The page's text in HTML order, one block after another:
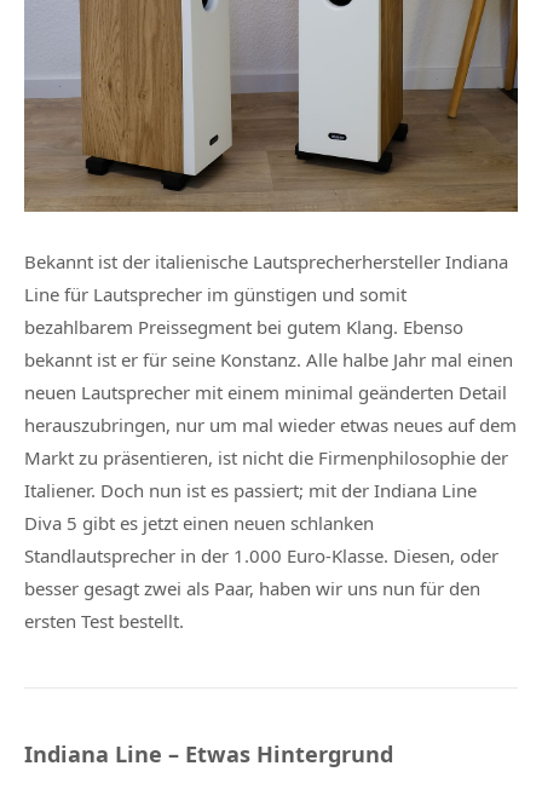
Bekannt ist der italienische Lautsprecherhersteller Indiana
Line für Lautsprecher im günstigen und somit
bezahlbarem Preissegment bei gutem Klang. Ebenso
bekannt ist er für seine Konstanz. Alle halbe Jahr mal einen
neuen Lautsprecher mit einem minimal geänderten Detail
herauszubringen, nur um mal wieder etwas neues auf dem
Markt zu präsentieren, ist nicht die Firmenphilosophie der
Italiener. Doch nun ist es passiert; mit der Indiana Line
Diva 5 gibt es jetzt einen neuen schlanken
Standlautsprecher in der 1.000 Euro-Klasse. Diesen, oder
besser gesagt zwei als Paar, haben wir uns nun für den
ersten Test bestellt.
Indiana Line – Etwas Hintergrund